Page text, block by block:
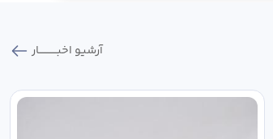
آرشیو اخبـــــــــــار